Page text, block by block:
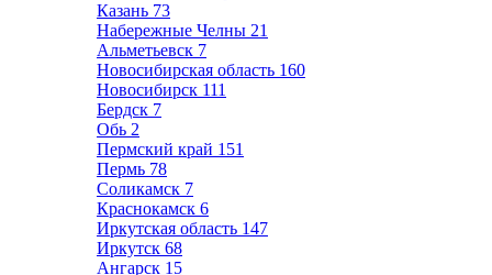
Казань 73
Набережные Челны 21
Альметьевск 7
Новосибирская область 160
Новосибирск 111
Бердск 7
Обь 2
Пермский край 151
Пермь 78
Соликамск 7
Краснокамск 6
Иркутская область 147
Иркутск 68
Ангарск 15